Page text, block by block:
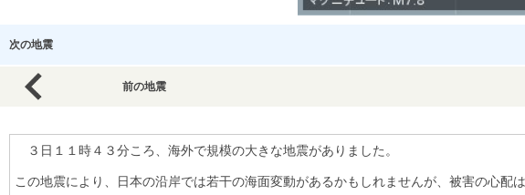
次の地震
前の地震
３日１１時４３分ころ、海外で規模の大きな地震がありました。
この地震により、日本の沿岸では若干の海面変動があるかもしれませんが、被害の心配は